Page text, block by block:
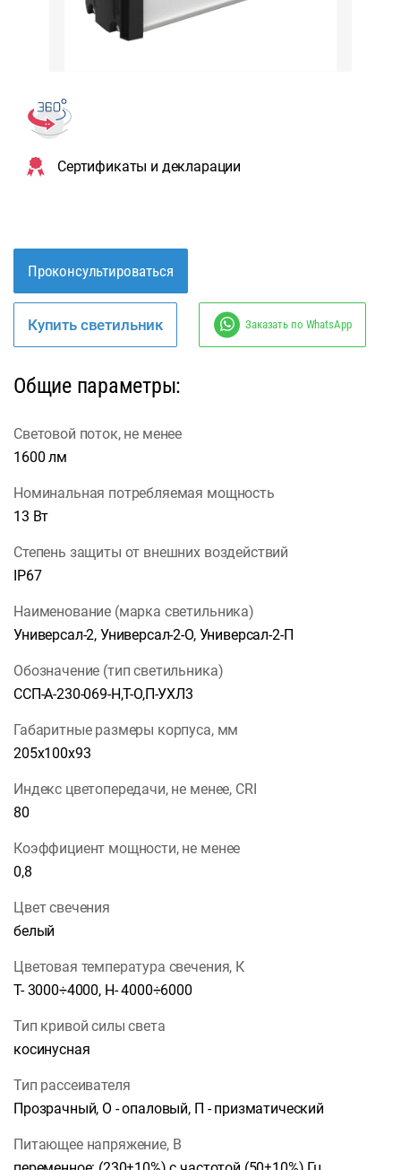
Сертификаты и декларации
Проконсультироваться
Купить светильник Заказать по WhatsApp
Общие параметры:
Световой поток, не менее
1600 лм
Номинальная потребляемая мощность
13 Вт
Степень защиты от внешних воздействий
IP67
Наименование (марка светильника)
Универсал-2, Универсал-2-О, Универсал-2-П
Обозначение (тип светильника)
ССП-А-230-069-Н,Т-О,П-УХЛ3
Габаритные размеры корпуса, мм
205х100х93
Индекс цветопередачи, не менее, CRI
80
Коэффициент мощности, не менее
0,8
Цвет свечения
белый
Цветовая температура свечения, К
Т- 3000÷4000, Н- 4000÷6000
Тип кривой силы света
косинусная
Тип рассеивателя
Прозрачный, О - опаловый, П - призматический
Питающее напряжение, В